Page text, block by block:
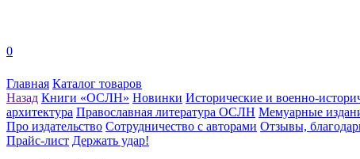
0
Главная Каталог товаров
Назад Книги «ОСЛН» Новинки Исторические и военно-
архитектура Православная литература ОСЛН Мемуарные
Про издательство Сотрудничество с авторами Отзывы,
Прайс-лист Держать удар!